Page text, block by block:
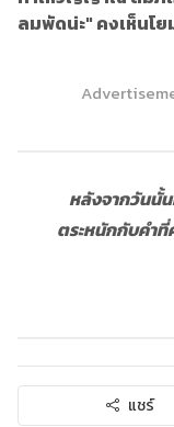
ลมพัดน่ะ" คงเห็นโ
หลังจากวันนั้น
ตระหนักกับคำที่
แชร์